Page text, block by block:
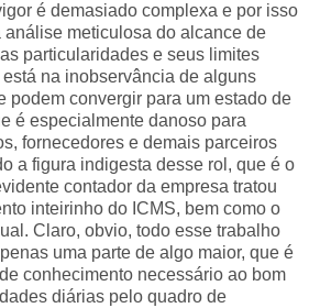
é demasiado complexa e por isso
análise meticulosa do alcance de
particularidades e seus limites
na inobservância de alguns
podem convergir para um estado de
é especialmente danoso para
fornecedores e demais parceiros
a figura indigesta desse rol, que é o
contador da empresa tratou
inteirinho do ICMS, bem como o
Claro, obvio, todo esse trabalho
uma parte de algo maior, que é
conhecimento necessário ao bom
diárias pelo quadro de